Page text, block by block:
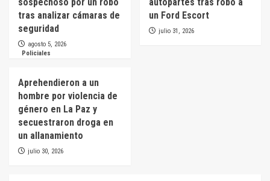
sospechoso por un robo
tras analizar cámaras de
seguridad
agosto 5, 2026
autopartes tras robo a
un Ford Escort
julio 31, 2026
Policiales
Aprehendieron a un
hombre por violencia de
género en La Paz y
secuestraron droga en
un allanamiento
julio 30, 2026